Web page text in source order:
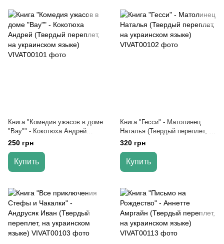
Книга "Комедия ужасов в доме
"Вау"" - Кокотюха Андрей
(Твердый переплет, на
украинском языке)
250 грн
Купить
Книга "Гесси" - Матолинец
Наталья (Твердый переплет, на
украинском языке)
320 грн
Купить